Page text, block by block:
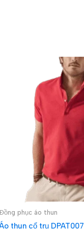
phục áo thun
thun cổ trụ DPAT007